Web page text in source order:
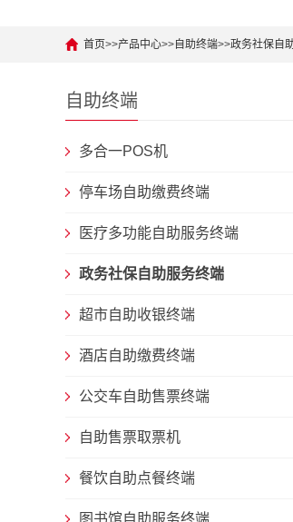
首页>>产品中心>>自助终端>>政务社保自
自助终端
多合一POS机
停车场自助缴费终端
医疗多功能自助服务终端
政务社保自助服务终端
超市自助收银终端
酒店自助缴费终端
公交车自助售票终端
自助售票取票机
餐饮自助点餐终端
图书馆自助服务终端